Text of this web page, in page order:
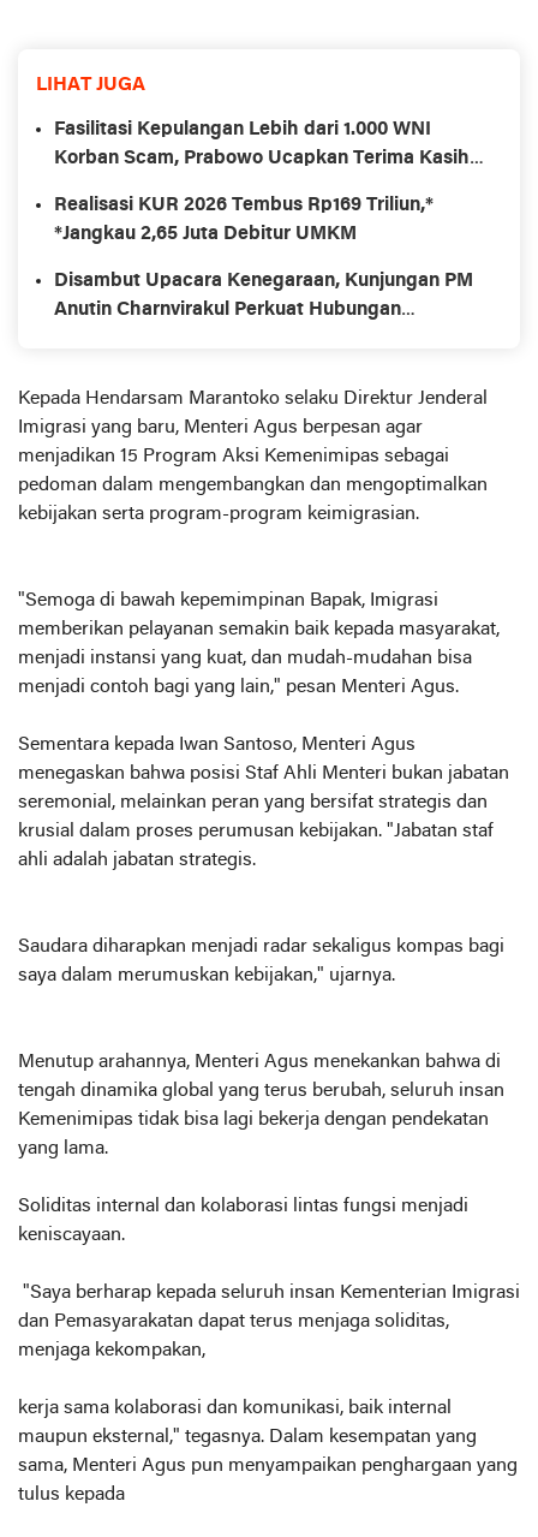
LIHAT JUGA
Fasilitasi Kepulangan Lebih dari 1.000 WNI
Korban Scam, Prabowo Ucapkan Terima Kasih
Realisasi KUR 2026 Tembus Rp169 Triliun,*
*Jangkau 2,65 Juta Debitur UMKM
Disambut Upacara Kenegaraan, Kunjungan PM
Anutin Charnvirakul Perkuat Hubungan
Kepada Hendarsam Marantoko selaku Direktur Jenderal
Imigrasi yang baru, Menteri Agus berpesan agar
menjadikan 15 Program Aksi Kemenimipas sebagai
pedoman dalam mengembangkan dan mengoptimalkan
kebijakan serta program-program keimigrasian.
"Semoga di bawah kepemimpinan Bapak, Imigrasi
memberikan pelayanan semakin baik kepada masyarakat,
menjadi instansi yang kuat, dan mudah-mudahan bisa
menjadi contoh bagi yang lain," pesan Menteri Agus.
Sementara kepada Iwan Santoso, Menteri Agus
menegaskan bahwa posisi Staf Ahli Menteri bukan jabatan
seremonial, melainkan peran yang bersifat strategis dan
krusial dalam proses perumusan kebijakan. "Jabatan staf
ahli adalah jabatan strategis.
Saudara diharapkan menjadi radar sekaligus kompas bagi
saya dalam merumuskan kebijakan," ujarnya.
Menutup arahannya, Menteri Agus menekankan bahwa di
tengah dinamika global yang terus berubah, seluruh insan
Kemenimipas tidak bisa lagi bekerja dengan pendekatan
yang lama.
Soliditas internal dan kolaborasi lintas fungsi menjadi
keniscayaan.
"Saya berharap kepada seluruh insan Kementerian Imigrasi
dan Pemasyarakatan dapat terus menjaga soliditas,
menjaga kekompakan,
kerja sama kolaborasi dan komunikasi, baik internal
maupun eksternal," tegasnya. Dalam kesempatan yang
sama, Menteri Agus pun menyampaikan penghargaan yang
tulus kepada